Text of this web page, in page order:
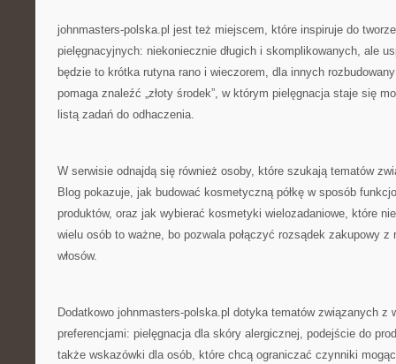
johnmasters-polska.pl jest też miejscem, które inspiruje do
pielęgnacyjnych: niekoniecznie długich i skomplikowanych, ale
będzie to krótka rutyna rano i wieczorem, dla innych
pomaga znaleźć „złoty środek”, w którym pielęgnacja staje się
listą zadań do odhaczenia.
W serwisie odnajdą się również osoby, które szukają tematów
Blog pokazuje, jak budować kosmetyczną półkę w sposób
produktów, oraz jak wybierać kosmetyki wielozadaniowe, które
wielu osób to ważne, bo pozwala połączyć rozsądek zakupowy
włosów.
Dodatkowo johnmasters-polska.pl dotyka tematów związanych z
preferencjami: pielęgnacja dla skóry alergicznej, podejście do
także wskazówki dla osób, które chcą ograniczać czynniki